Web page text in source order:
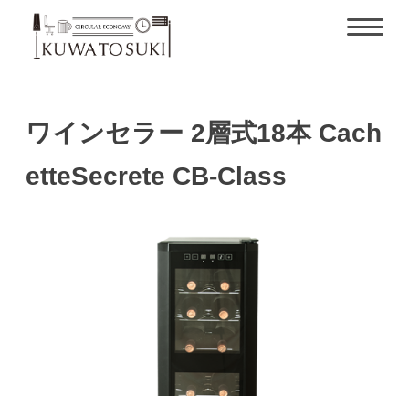
ワインセラー 2層式18本 Cach
etteSecrete CB-Class